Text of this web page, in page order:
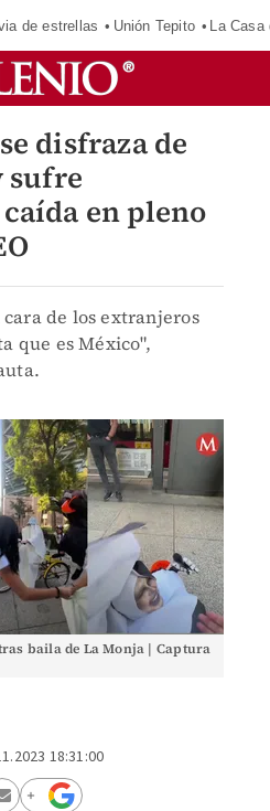
de estrellas Unión Tepito La Casa
disfraza de
sufre
en pleno
de los extranjeros
que es México",
baila de La Monja | Captura
18:31:00